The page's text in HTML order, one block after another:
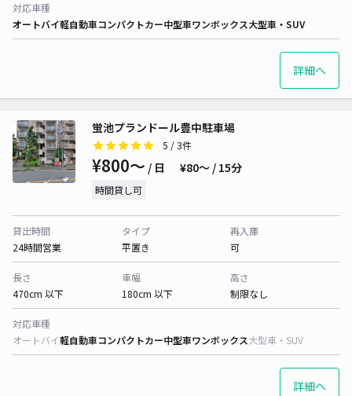
対応車種
オートバイ軽自動車コンパクトカー中型車ワンボックス大型車・SUV
詳細へ
蛍池プランドール豊中駐車場
5 / 3件
¥800〜 / 日 ¥80〜 / 15分
時間貸し可
貸出時間
24時間営業
タイプ
平置き
再入庫
可
長さ
470cm 以下
車幅
180cm 以下
高さ
制限なし
対応車種
オートバイ軽自動車コンパクトカー中型車ワンボックス大型車・SUV
詳細へ